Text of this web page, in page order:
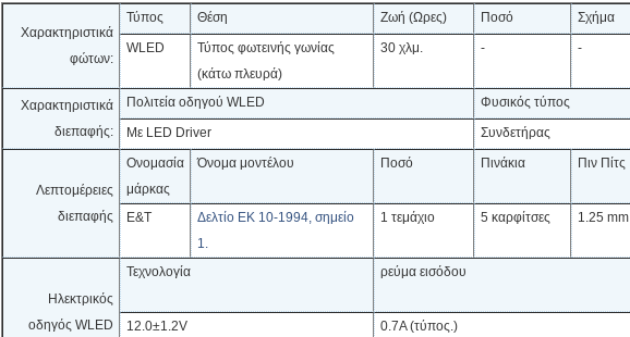
Χαρακτηριστικά
φώτων:
Τύπος Θέση Ζωή (Ωρες) Ποσό Σχήμα
WLED
Τύπος φωτεινής γωνίας
(κάτω πλευρά)
30 χλμ. - -
Χαρακτηριστικά
διεπαφής:
Πολιτεία οδηγού WLED Φυσικός τύπος
Με LED Driver
Συνδετήρας
Λεπτομέρειες
διεπαφής
Ονομασία
μάρκας
Όνομα μοντέλου Ποσό Πινάκια Πιν Πίτς
Ε&Τ
Δελτίο ΕΚ 10-1994, σημείο
1.
1 τεμάχιο 5 καρφίτσες 1.25 mm
Ηλεκτρικός
οδηγός WLED
Τεχνολογία ρεύμα εισόδου
12.0±1.2V
0.7Α (τύπος.)